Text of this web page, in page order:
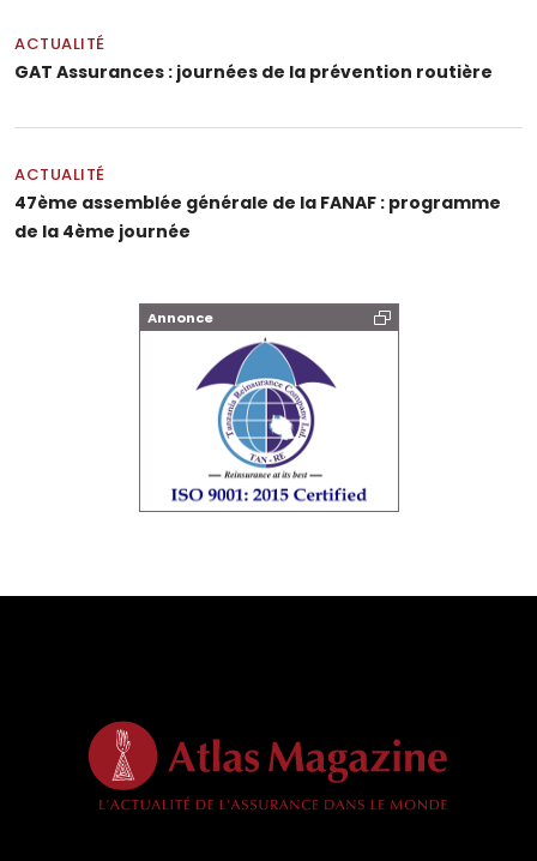
ACTUALITÉ
GAT Assurances : journées de la prévention routière
ACTUALITÉ
47ème assemblée générale de la FANAF : programme
de la 4ème journée
Annonce